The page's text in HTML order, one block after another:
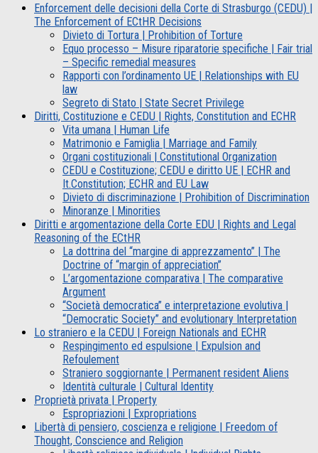
Enforcement delle decisioni della Corte di Strasburgo (CEDU) |
The Enforcement of ECtHR Decisions
Divieto di Tortura | Prohibition of Torture
Equo processo – Misure riparatorie specifiche | Fair trial
– Specific remedial measures
Rapporti con l’ordinamento UE | Relationships with EU
law
Segreto di Stato | State Secret Privilege
Diritti, Costituzione e CEDU | Rights, Constitution and ECHR
Vita umana | Human Life
Matrimonio e Famiglia | Marriage and Family
Organi costituzionali | Constitutional Organization
CEDU e Costituzione; CEDU e diritto UE | ECHR and
It.Constitution; ECHR and EU Law
Divieto di discriminazione | Prohibition of Discrimination
Minoranze | Minorities
Diritti e argomentazione della Corte EDU | Rights and Legal
Reasoning of the ECtHR
La dottrina del “margine di apprezzamento” | The
Doctrine of “margin of appreciation”
L’argomentazione comparativa | The comparative
Argument
“Società democratica” e interpretazione evolutiva |
“Democratic Society” and evolutionary Interpretation
Lo straniero e la CEDU | Foreign Nationals and ECHR
Respingimento ed espulsione | Expulsion and
Refoulement
Straniero soggiornante | Permanent resident Aliens
Identità culturale | Cultural Identity
Proprietà privata | Property
Espropriazioni | Expropriations
Libertà di pensiero, coscienza e religione | Freedom of
Thought, Conscience and Religion